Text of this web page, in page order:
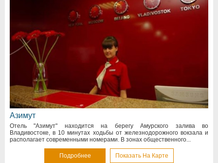
Азимут
Отель "Азимут" находится на берегу Амурского залива во
Владивостоке, в 10 минутах ходьбы от железнодорожного вокзала и
располагает современными номерами. В зонах общественного...
Подробнее Показать На Карте